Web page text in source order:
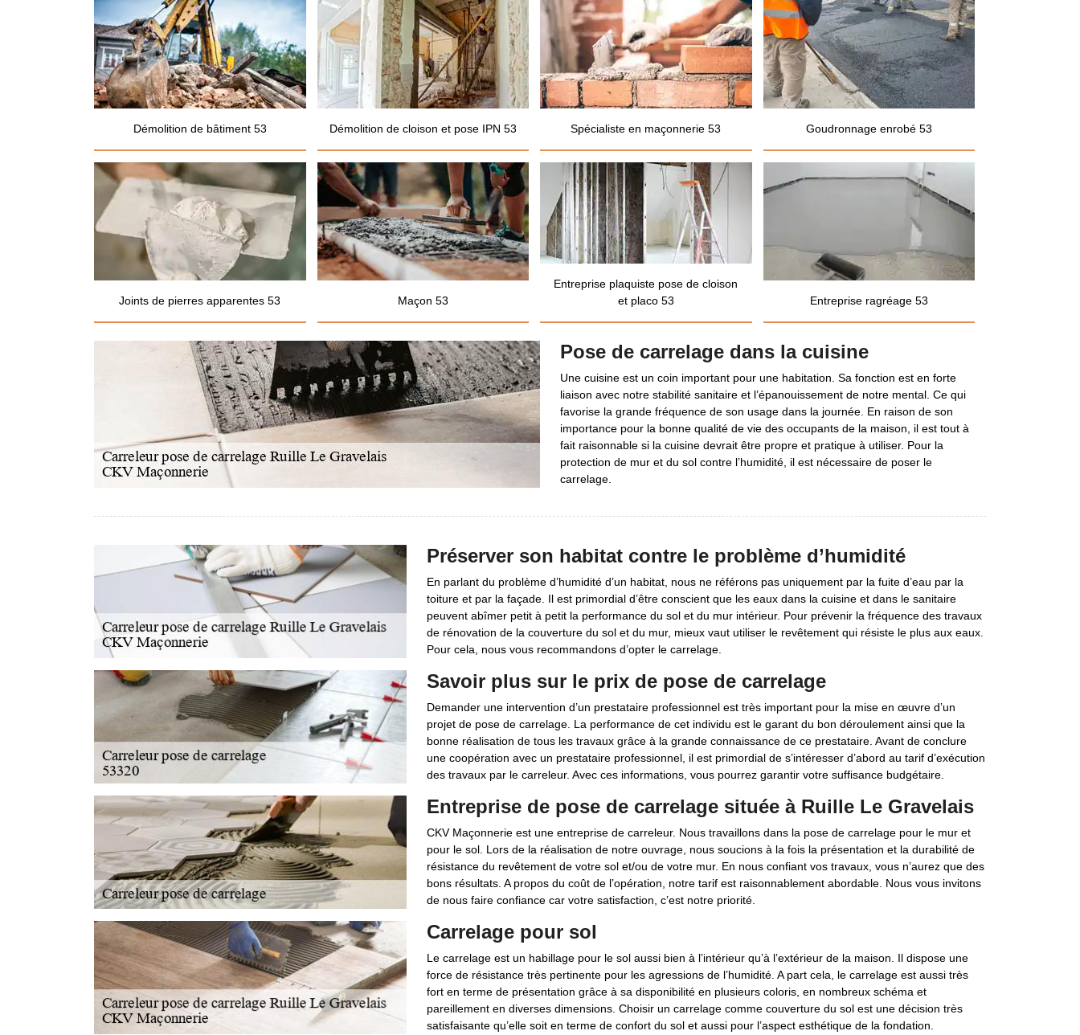
Démolition de bâtiment 53 Démolition de cloison et pose IPN 53 Spécialiste en maçonnerie 53 Goudronnage enrobé 53
Joints de pierres apparentes 53 Maçon 53
Entreprise plaquiste pose de cloison
et placo 53
Entreprise ragréage 53
Pose de carrelage dans la cuisine
Une cuisine est un coin important pour une habitation. Sa fonction est en forte
liaison avec notre stabilité sanitaire et l’épanouissement de notre mental. Ce qui
favorise la grande fréquence de son usage dans la journée. En raison de son
importance pour la bonne qualité de vie des occupants de la maison, il est tout à
fait raisonnable si la cuisine devrait être propre et pratique à utiliser. Pour la
protection de mur et du sol contre l’humidité, il est nécessaire de poser le
carrelage.
Préserver son habitat contre le problème d’humidité
En parlant du problème d’humidité d’un habitat, nous ne référons pas uniquement par la fuite d’eau par la
toiture et par la façade. Il est primordial d’être conscient que les eaux dans la cuisine et dans le sanitaire
peuvent abîmer petit à petit la performance du sol et du mur intérieur. Pour prévenir la fréquence des travaux
de rénovation de la couverture du sol et du mur, mieux vaut utiliser le revêtement qui résiste le plus aux eaux.
Pour cela, nous vous recommandons d’opter le carrelage.
Savoir plus sur le prix de pose de carrelage
Demander une intervention d’un prestataire professionnel est très important pour la mise en œuvre d’un
projet de pose de carrelage. La performance de cet individu est le garant du bon déroulement ainsi que la
bonne réalisation de tous les travaux grâce à la grande connaissance de ce prestataire. Avant de conclure
une coopération avec un prestataire professionnel, il est primordial de s’intéresser d’abord au tarif d’exécution
des travaux par le carreleur. Avec ces informations, vous pourrez garantir votre suffisance budgétaire.
Entreprise de pose de carrelage située à Ruille Le Gravelais
CKV Maçonnerie est une entreprise de carreleur. Nous travaillons dans la pose de carrelage pour le mur et
pour le sol. Lors de la réalisation de notre ouvrage, nous soucions à la fois la présentation et la durabilité de
résistance du revêtement de votre sol et/ou de votre mur. En nous confiant vos travaux, vous n’aurez que des
bons résultats. A propos du coût de l’opération, notre tarif est raisonnablement abordable. Nous vous invitons
de nous faire confiance car votre satisfaction, c’est notre priorité.
Carrelage pour sol
Le carrelage est un habillage pour le sol aussi bien à l’intérieur qu’à l’extérieur de la maison. Il dispose une
force de résistance très pertinente pour les agressions de l’humidité. A part cela, le carrelage est aussi très
fort en terme de présentation grâce à sa disponibilité en plusieurs coloris, en nombreux schéma et
pareillement en diverses dimensions. Choisir un carrelage comme couverture du sol est une décision très
satisfaisante qu’elle soit en terme de confort du sol et aussi pour l’aspect esthétique de la fondation.